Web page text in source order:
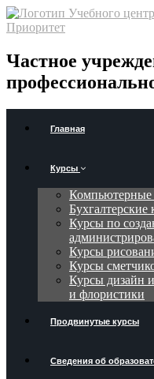
Частное
Главная
Курсы
Компьютерные
Бухгалтерские
Курсы по
Курсы
Курсы
Курсы дизайн
и флористики
Продвинутые курсы
Сведения об